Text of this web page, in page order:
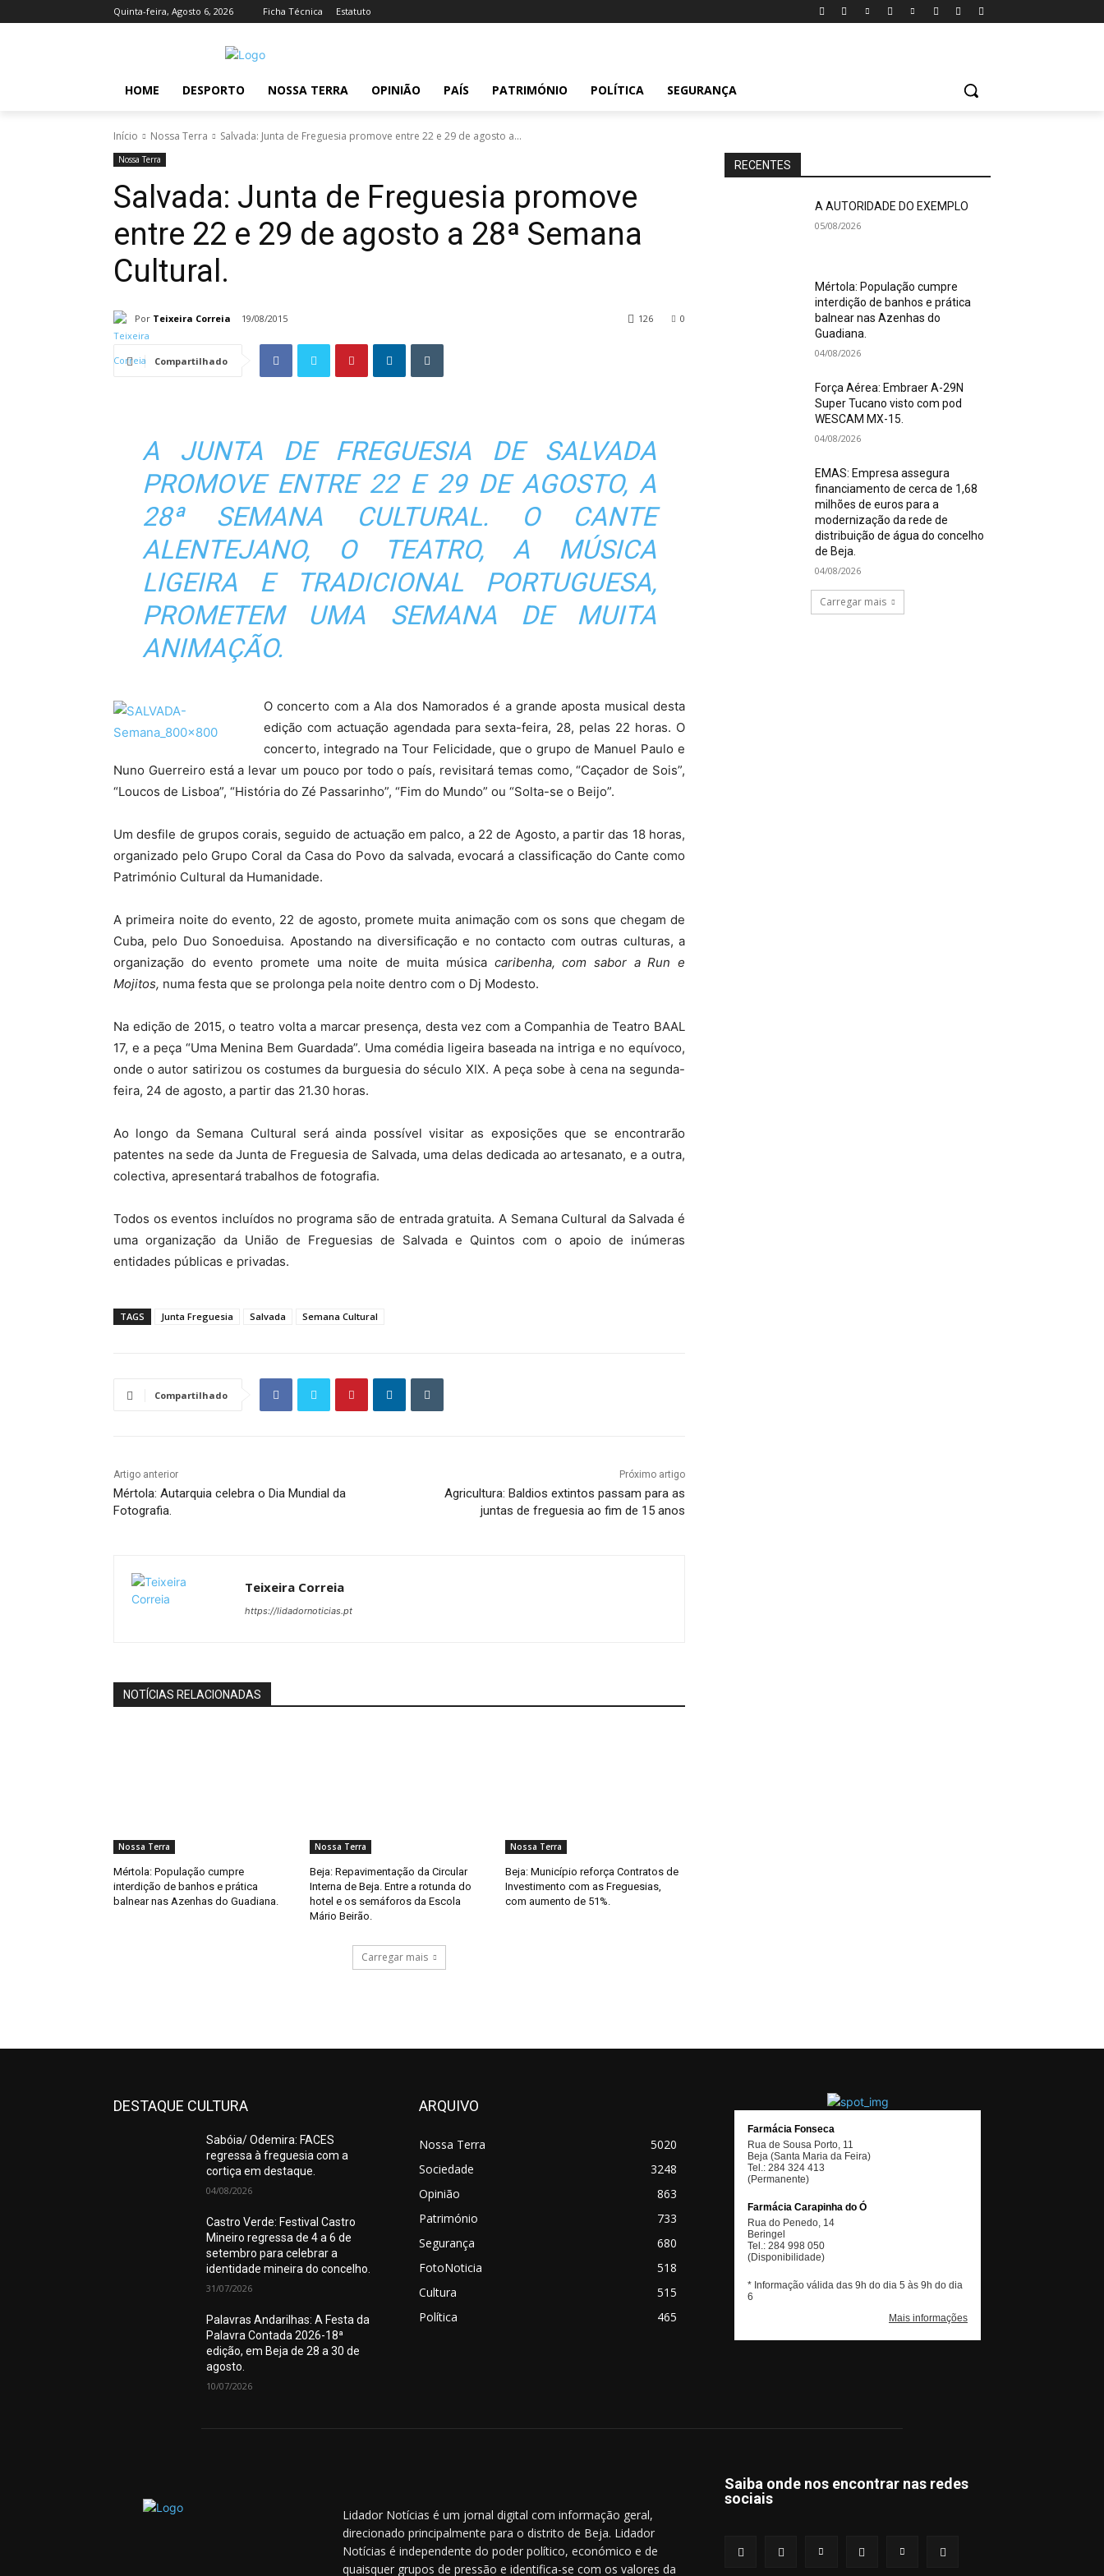
Quinta-feira, Agosto 6, 2026 Ficha Técnica Estatuto
HOME DESPORTO NOSSA TERRA OPINIÃO PAÍS PATRIMÓNIO POLÍTICA SEGURANÇA
Início Nossa Terra Salvada: Junta de Freguesia promove entre 22 e 29 de agosto a...
Nossa Terra
Salvada: Junta de Freguesia promove
entre 22 e 29 de agosto a 28ª Semana
Cultural.
Por Teixeira Correia 19/08/2015 0
126
Compartilhado
A JUNTA DE FREGUESIA DE SALVADA
PROMOVE ENTRE 22 E 29 DE AGOSTO, A
28ª SEMANA CULTURAL. O CANTE
ALENTEJANO, O TEATRO, A MÚSICA
LIGEIRA E TRADICIONAL PORTUGUESA,
PROMETEM UMA SEMANA DE MUITA
ANIMAÇÃO.
O concerto com a Ala dos Namorados é a grande aposta musical desta
edição com actuação agendada para sexta-feira, 28, pelas 22 horas. O
concerto, integrado na Tour Felicidade, que o grupo de Manuel Paulo e
Nuno Guerreiro está a levar um pouco por todo o país, revisitará temas como, “Caçador de Sois”,
“Loucos de Lisboa”, “História do Zé Passarinho”, “Fim do Mundo” ou “Solta-se o Beijo”.
Um desfile de grupos corais, seguido de actuação em palco, a 22 de Agosto, a partir das 18 horas,
organizado pelo Grupo Coral da Casa do Povo da salvada, evocará a classificação do Cante como
Património Cultural da Humanidade.
A primeira noite do evento, 22 de agosto, promete muita animação com os sons que chegam de
Cuba, pelo Duo Sonoeduisa. Apostando na diversificação e no contacto com outras culturas, a
organização do evento promete uma noite de muita música caribenha, com sabor a Run e
Mojitos, numa festa que se prolonga pela noite dentro com o Dj Modesto.
Na edição de 2015, o teatro volta a marcar presença, desta vez com a Companhia de Teatro BAAL
17, e a peça “Uma Menina Bem Guardada”. Uma comédia ligeira baseada na intriga e no equívoco,
onde o autor satirizou os costumes da burguesia do século XIX. A peça sobe à cena na segunda-
feira, 24 de agosto, a partir das 21.30 horas.
Ao longo da Semana Cultural será ainda possível visitar as exposições que se encontrarão
patentes na sede da Junta de Freguesia de Salvada, uma delas dedicada ao artesanato, e a outra,
colectiva, apresentará trabalhos de fotografia.
Todos os eventos incluídos no programa são de entrada gratuita. A Semana Cultural da Salvada é
uma organização da União de Freguesias de Salvada e Quintos com o apoio de inúmeras
entidades públicas e privadas.
TAGS Junta Freguesia Salvada Semana Cultural
Compartilhado
Artigo anterior
Mértola: Autarquia celebra o Dia Mundial da
Fotografia.
Próximo artigo
Agricultura: Baldios extintos passam para as
juntas de freguesia ao fim de 15 anos
Teixeira Correia
https://lidadornoticias.pt
NOTÍCIAS RELACIONADAS
Nossa Terra
Mértola: População cumpre
interdição de banhos e prática
balnear nas Azenhas do Guadiana.
Nossa Terra
Beja: Repavimentação da Circular
Interna de Beja. Entre a rotunda do
hotel e os semáforos da Escola
Mário Beirão.
Nossa Terra
Beja: Município reforça Contratos de
Investimento com as Freguesias,
com aumento de 51%.
Carregar mais
RECENTES
A AUTORIDADE DO EXEMPLO
05/08/2026
Mértola: População cumpre
interdição de banhos e prática
balnear nas Azenhas do
Guadiana.
04/08/2026
Força Aérea: Embraer A-29N
Super Tucano visto com pod
WESCAM MX-15.
04/08/2026
EMAS: Empresa assegura
financiamento de cerca de 1,68
milhões de euros para a
modernização da rede de
distribuição de água do concelho
de Beja.
04/08/2026
Carregar mais
DESTAQUE CULTURA
Sabóia/ Odemira: FACES
regressa à freguesia com a
cortiça em destaque.
04/08/2026
Castro Verde: Festival Castro
Mineiro regressa de 4 a 6 de
setembro para celebrar a
identidade mineira do concelho.
31/07/2026
Palavras Andarilhas: A Festa da
Palavra Contada 2026-18ª
edição, em Beja de 28 a 30 de
agosto.
10/07/2026
ARQUIVO
Nossa Terra
5020
Sociedade
3248
Opinião
863
Património
733
Segurança
680
FotoNoticia
518
Cultura
515
Política
465
Lidador Notícias é um jornal digital com informação geral,
direcionado principalmente para o distrito de Beja. Lidador
Notícias é independente do poder político, económico e de
quaisquer grupos de pressão e identifica-se com os valores da
Saiba onde nos encontrar nas redes
sociais